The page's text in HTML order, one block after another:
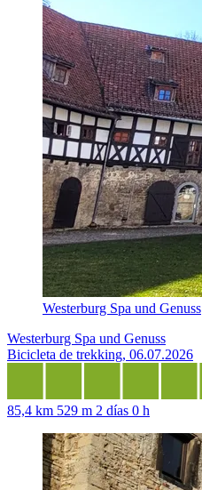
Westerburg Spa und Genuss
Westerburg Spa und Genuss
Bicicleta de trekking, 06.07.2026
85,4 km 529 m 2 días 0 h